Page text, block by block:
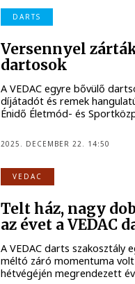
DARTS
Versennyel
dartosok
A VEDAC egyre bővülő
díjátadót és remek
Énidő Életmód- és
2025. DECEMBER 22. 14:50
VEDAC
Telt ház, nagy
az évet a VEDAC
A VEDAC darts szakosztály
méltó záró momentuma
hétvégéjén megrendezett